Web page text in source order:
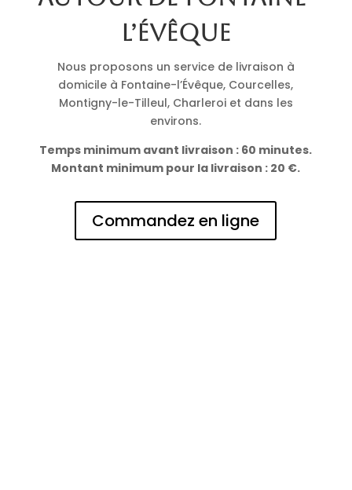
l’Évêque
Nous proposons un service de livraison à
domicile à Fontaine-l’Évêque, Courcelles,
Montigny-le-Tilleul, Charleroi et dans les
environs.
Temps minimum avant livraison : 60 minutes.
Montant minimum pour la livraison : 20 €.
Commandez en ligne